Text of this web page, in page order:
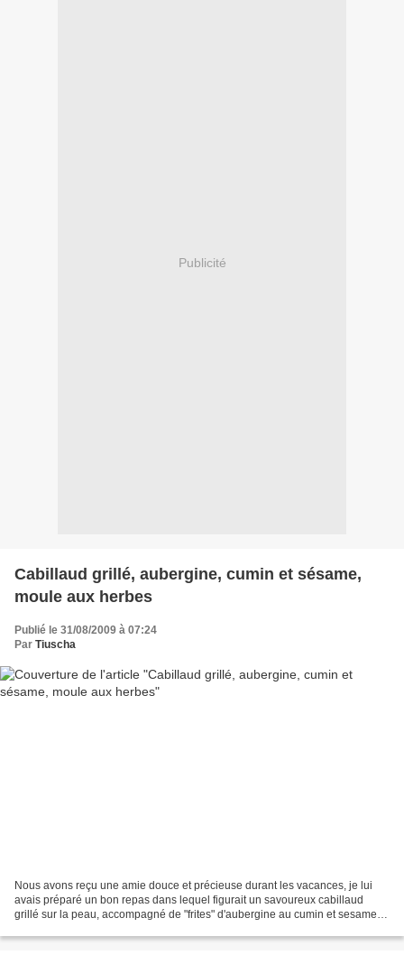
Publicité
Cabillaud grillé, aubergine, cumin et sésame,
moule aux herbes
Publié le 31/08/2009 à 07:24
Par Tiuscha
Nous avons reçu une amie douce et précieuse durant les vacances, je lui
avais préparé un bon repas dans lequel figurait un savoureux cabillaud
grillé sur la peau, accompagné de "frites" d'aubergine au cumin et sesame,